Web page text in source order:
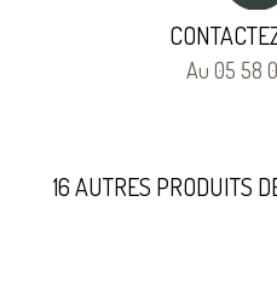
Au 05 58
16 AUTRES PRODUITS